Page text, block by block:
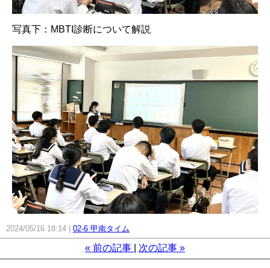
写真下：MBTI診断について解説
2024/05/16 18:14 02-6 甲南タイム
« 前の記事 次の記事 »